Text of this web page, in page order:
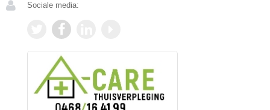
Sociale media: